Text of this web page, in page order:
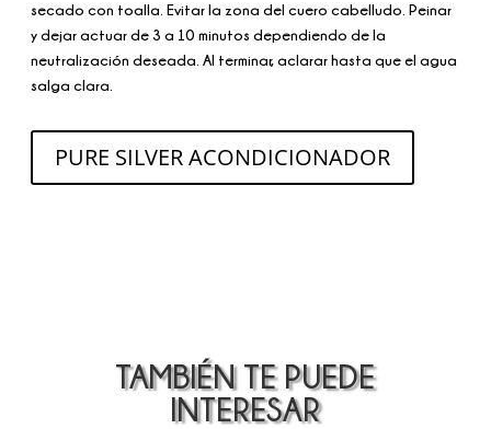
secado con toalla. Evitar la zona del cuero cabelludo. Peinar
y dejar actuar de 3 a 10 minutos dependiendo de la
neutralización deseada. Al terminar, aclarar hasta que el agua
salga clara.
PURE SILVER ACONDICIONADOR
TAMBIÉN TE PUEDE
INTERESAR